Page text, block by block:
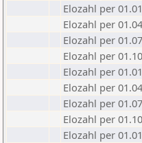
Elozahl per
Elozahl per
Elozahl per
Elozahl per
Elozahl per
Elozahl per
Elozahl per
Elozahl per
Elozahl per